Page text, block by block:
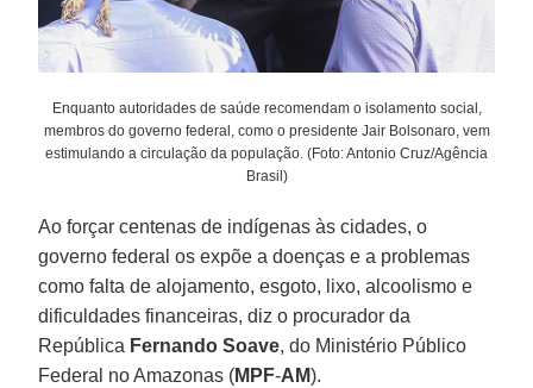
Enquanto autoridades de saúde recomendam o isolamento social,
membros do governo federal, como o presidente Jair Bolsonaro, vem
estimulando a circulação da população. (Foto: Antonio Cruz/Agência
Brasil)
Ao forçar centenas de indígenas às cidades, o
governo federal os expõe a doenças e a problemas
como falta de alojamento, esgoto, lixo, alcoolismo e
dificuldades financeiras, diz o procurador da
República Fernando Soave, do Ministério Público
Federal no Amazonas (MPF-AM).